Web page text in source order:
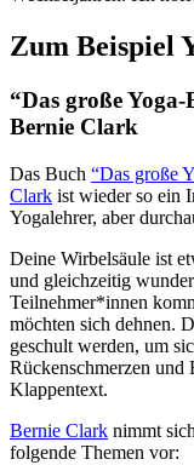
Zum Beispiel
“Das große
Bernie Clark
Das Buch “Das große
Clark ist wieder so ein
Yogalehrer, aber
Deine Wirbelsäule ist
und gleichzeitig
Teilnehmer*innen
möchten sich dehnen.
geschult werden, um
Rückenschmerzen und
Klappentext.
Bernie Clark nimmt
folgende Themen vor: